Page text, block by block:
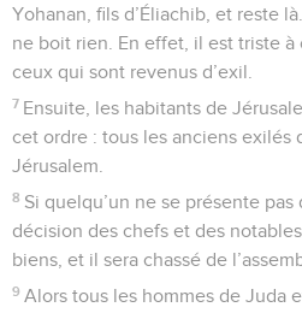
Yohanan, fils d’Éliachib, et reste
ne boit rien. En effet, il est triste à
ceux qui sont revenus d’exil.
7 Ensuite, les habitants de
cet ordre : tous les anciens exilés
Jérusalem.
8 Si quelqu’un ne se présente pas
décision des chefs et des
biens, et il sera chassé de
9 Alors tous les hommes de Juda